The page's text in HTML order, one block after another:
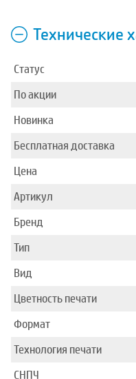
Технические
Статус
По акции
Новинка
Бесплатная доставка
Цена
Артикул
Бренд
Тип
Вид
Цветность печати
Формат
Технология печати
СНПЧ